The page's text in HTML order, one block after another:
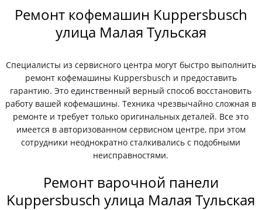
Ремонт кофемашин Kuppersbusch
улица Малая Тульская
Специалисты из сервисного центра могут быстро выполнить
ремонт кофемашины Kuppersbusch и предоставить
гарантию. Это единственный верный способ восстановить
работу вашей кофемашины. Техника чрезвычайно сложная в
ремонте и требует только оригинальных деталей. Все это
имеется в авторизованном сервисном центре, при этом
сотрудники неоднократно сталкивались с подобными
неисправностями.
Ремонт варочной панели
Kuppersbusch улица Малая Тульская